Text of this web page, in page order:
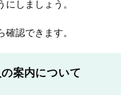
しましょう。
確認できます。
案内について